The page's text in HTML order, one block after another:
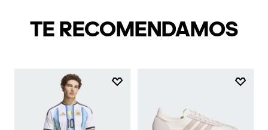
TE RECOMENDAMOS